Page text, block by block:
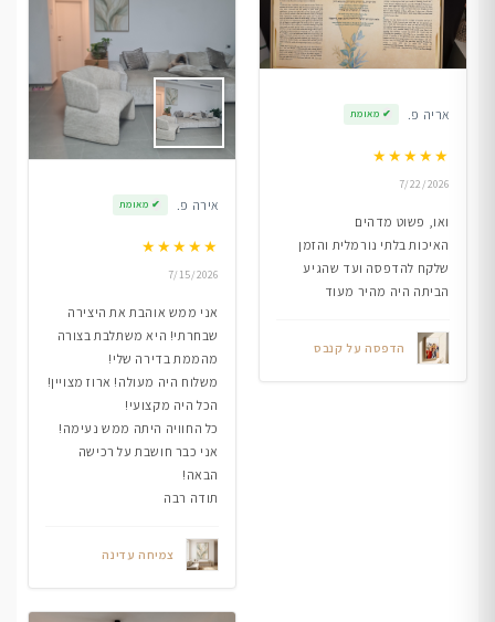
אריה פ. ✔ מאומת
★★★★★
7/22/2026
ואו, פשוט מדהים
האיכות בלתי נורמלית והזמן
שלקח להדפסה ועד שהגיע
הביתה היה מהיר מעוד
הדפסה על קנבס
אירה פ. ✔ מאומת
★★★★★
7/15/2026
אני ממש אוהבת את היצירה
שבחרתי! היא משתלבת בצורה
מהממת בדירה שלי!
משלוח היה מעולה! ארוז מצויין!
הכל היה מקצועי!
כל החוויה היתה ממש נעימה!
אני כבר חושבת על רכישה
הבאה!
תודה רבה
צמיחה עדינה